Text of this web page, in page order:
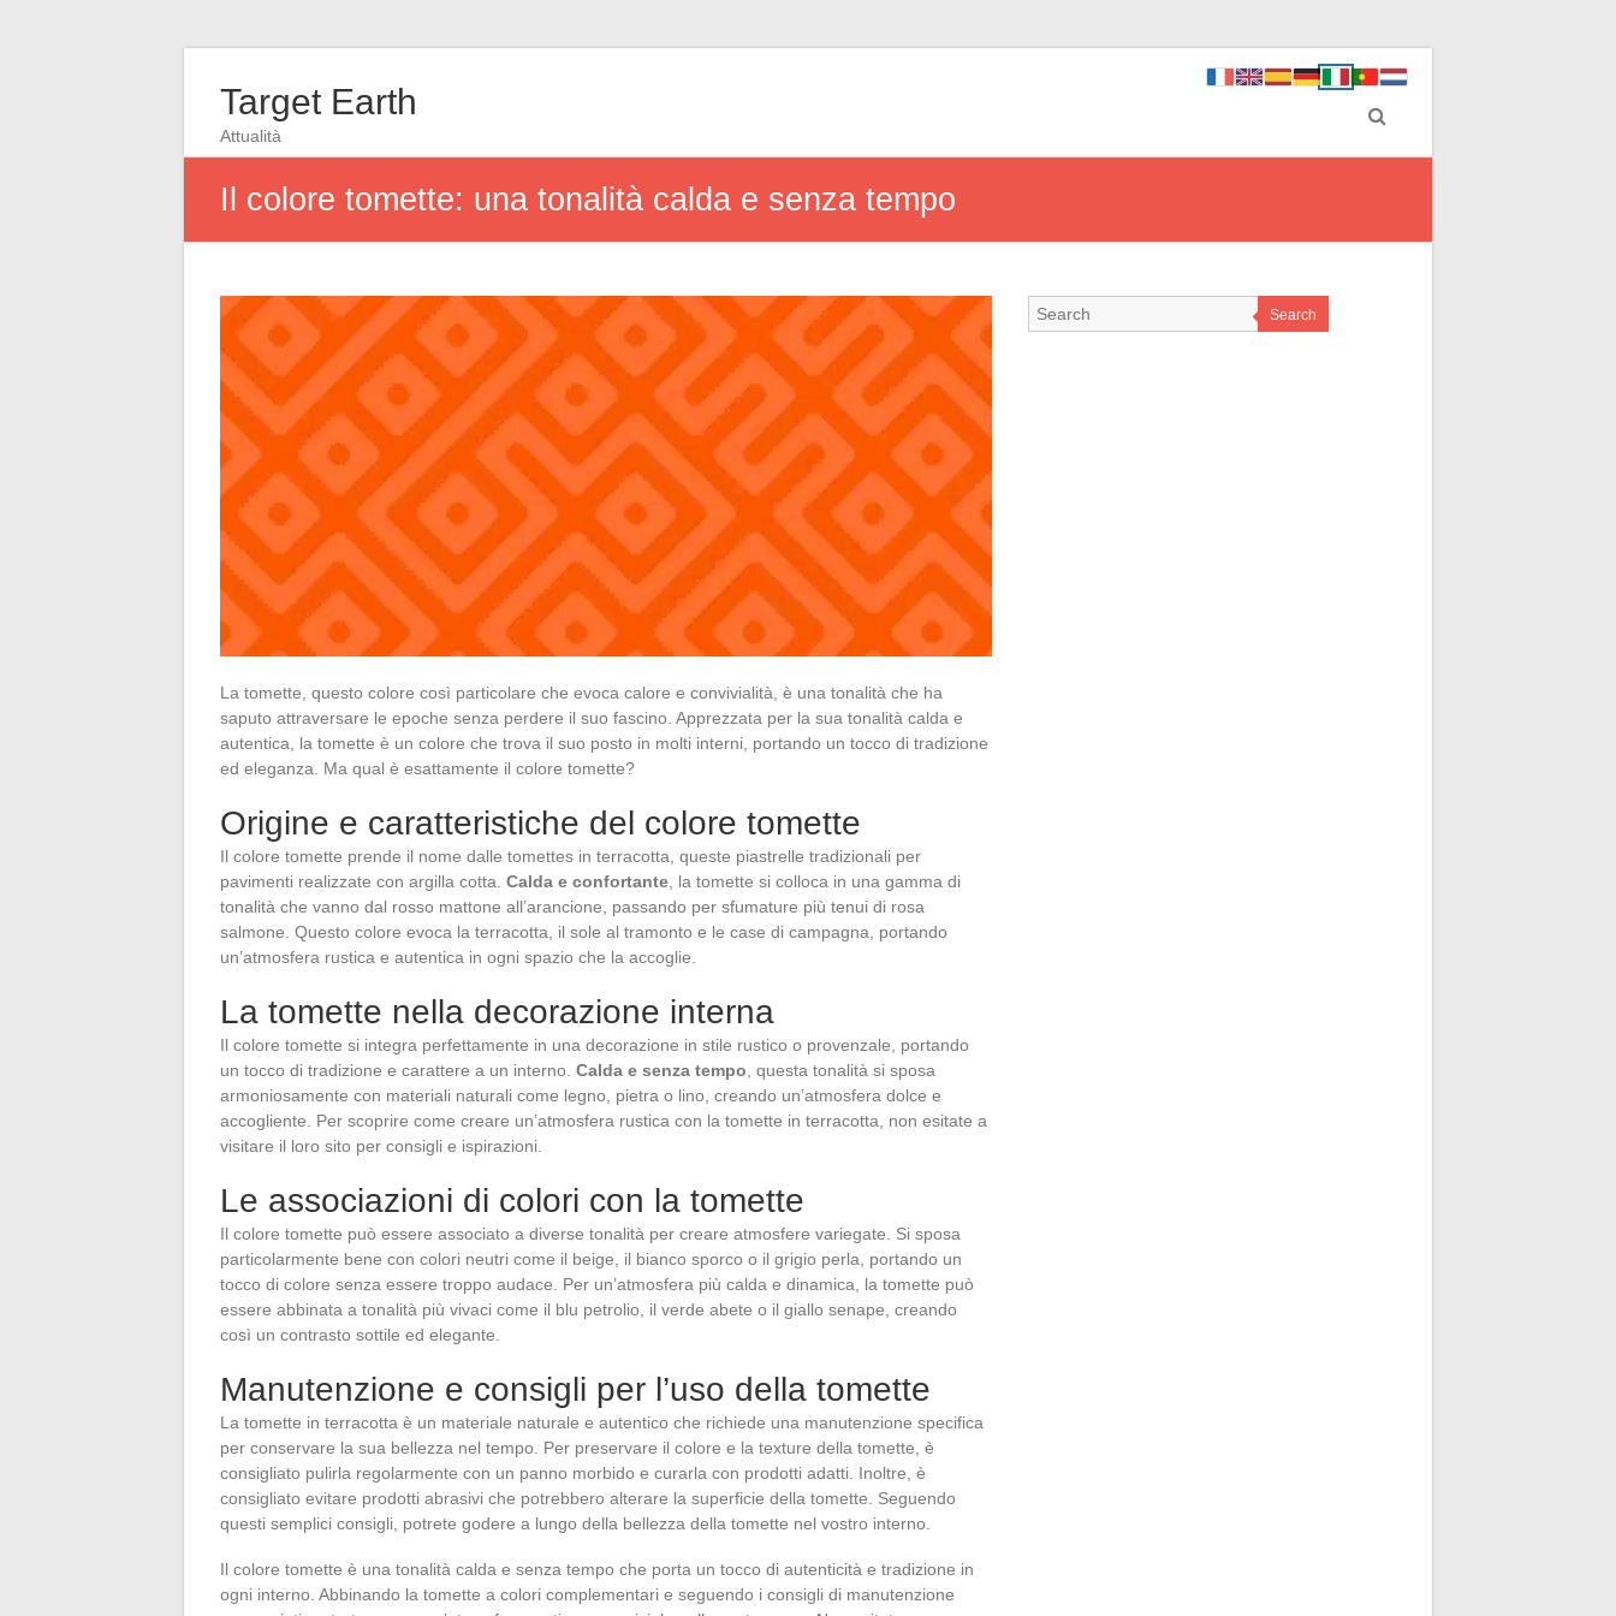
Target Earth
Attualità
Il colore tomette: una tonalità calda e senza tempo
La tomette, questo colore così particolare che evoca calore e convivialità, è una tonalità che ha
saputo attraversare le epoche senza perdere il suo fascino. Apprezzata per la sua tonalità calda e
autentica, la tomette è un colore che trova il suo posto in molti interni, portando un tocco di tradizione
ed eleganza. Ma qual è esattamente il colore tomette?
Origine e caratteristiche del colore tomette
Il colore tomette prende il nome dalle tomettes in terracotta, queste piastrelle tradizionali per
pavimenti realizzate con argilla cotta. Calda e confortante , la tomette si colloca in una gamma di
tonalità che vanno dal rosso mattone all’arancione, passando per sfumature più tenui di rosa
salmone. Questo colore evoca la terracotta, il sole al tramonto e le case di campagna, portando
un’atmosfera rustica e autentica in ogni spazio che la accoglie.
La tomette nella decorazione interna
Il colore tomette si integra perfettamente in una decorazione in stile rustico o provenzale, portando
un tocco di tradizione e carattere a un interno. Calda e senza tempo , questa tonalità si sposa
armoniosamente con materiali naturali come legno, pietra o lino, creando un’atmosfera dolce e
accogliente. Per scoprire come creare un’atmosfera rustica con la tomette in terracotta, non esitate a
visitare il loro sito per consigli e ispirazioni.
Le associazioni di colori con la tomette
Il colore tomette può essere associato a diverse tonalità per creare atmosfere variegate. Si sposa
particolarmente bene con colori neutri come il beige, il bianco sporco o il grigio perla, portando un
tocco di colore senza essere troppo audace. Per un’atmosfera più calda e dinamica, la tomette può
essere abbinata a tonalità più vivaci come il blu petrolio, il verde abete o il giallo senape, creando
così un contrasto sottile ed elegante.
Manutenzione e consigli per l’uso della tomette
La tomette in terracotta è un materiale naturale e autentico che richiede una manutenzione specifica
per conservare la sua bellezza nel tempo. Per preservare il colore e la texture della tomette, è
consigliato pulirla regolarmente con un panno morbido e curarla con prodotti adatti. Inoltre, è
consigliato evitare prodotti abrasivi che potrebbero alterare la superficie della tomette. Seguendo
questi semplici consigli, potrete godere a lungo della bellezza della tomette nel vostro interno.
Il colore tomette è una tonalità calda e senza tempo che porta un tocco di autenticità e tradizione in
ogni interno. Abbinando la tomette a colori complementari e seguendo i consigli di manutenzione
Search